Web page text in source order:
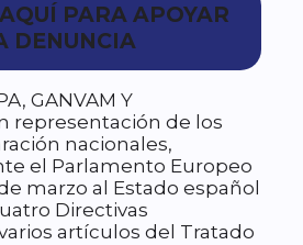
PARA APOYAR
DENUNCIA
GANVAM Y
representación de los
nacionales,
el Parlamento Europeo
marzo al Estado español
Directivas
artículos del Tratado